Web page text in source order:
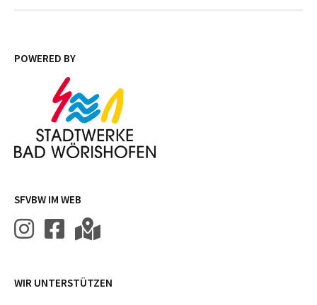
POWERED BY
SFVBW IM WEB
WIR UNTERSTÜTZEN